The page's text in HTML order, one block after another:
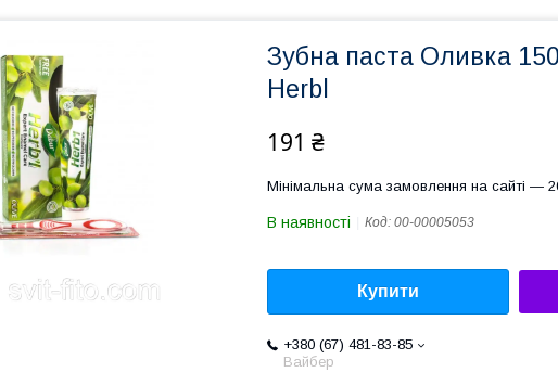
Зубна паста Оливка
Herbl
191 ₴
Мінімальна сума замовлення на сайті —
В наявності Код: 00-00005053
Купити
+380 (67) 481-83-85
Вайбер